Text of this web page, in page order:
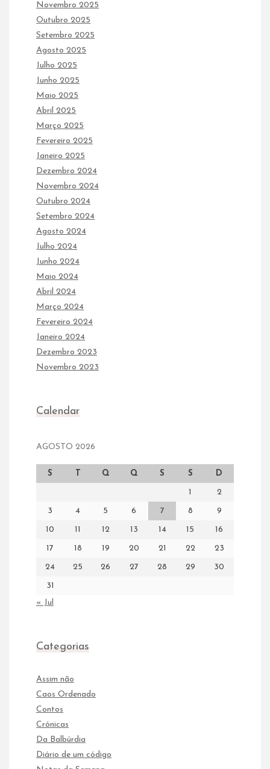
Novembro 2025
Outubro 2025
Setembro 2025
Agosto 2025
Julho 2025
Junho 2025
Maio 2025
Abril 2025
Março 2025
Fevereiro 2025
Janeiro 2025
Dezembro 2024
Novembro 2024
Outubro 2024
Setembro 2024
Agosto 2024
Julho 2024
Junho 2024
Maio 2024
Abril 2024
Março 2024
Fevereiro 2024
Janeiro 2024
Dezembro 2023
Novembro 2023
Calendar
AGOSTO 2026
S T Q Q S S D
1 2
3 4 5 6 7 8 9
10 11 12 13 14 15 16
17 18 19 20 21 22 23
24 25 26 27 28 29 30
31
« Jul
Categorias
Assim não
Caos Ordenado
Contos
Crónicas
Da Balbúrdia
Diário de um código